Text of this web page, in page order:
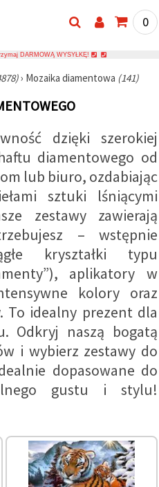
0
DARMOWĄ WYSYŁKĘ!
› Mozaika diamentowa (141)
dzięki szerokiej
diamentowego od
lub biuro, ozdabiając
sztuki lśniącymi
zestawy zawierają
– wstępnie
kryształki typu
aplikatory w
kolory oraz
To idealny prezent dla
Odkryj naszą bogatą
i wybierz zestawy do
dopasowane do
gustu i stylu!